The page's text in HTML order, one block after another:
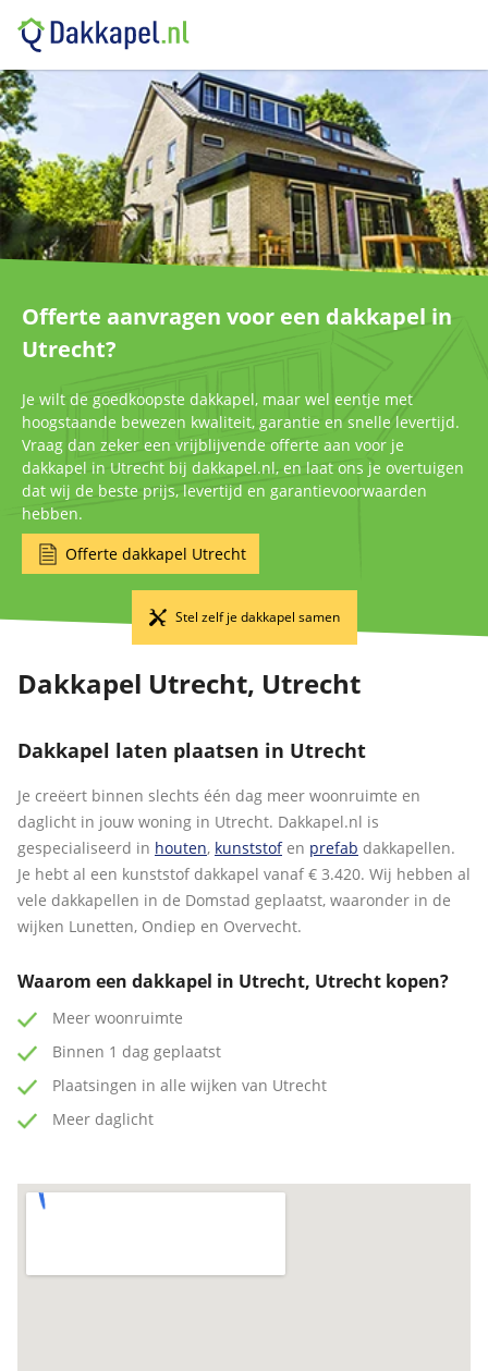
Offerte aanvragen voor een dakkapel in
Utrecht?
Je wilt de goedkoopste dakkapel, maar wel eentje met
hoogstaande bewezen kwaliteit, garantie en snelle levertijd.
Vraag dan zeker een vrijblijvende offerte aan voor je
dakkapel in Utrecht bij dakkapel.nl, en laat ons je overtuigen
dat wij de beste prijs, levertijd en garantievoorwaarden
hebben.
Offerte dakkapel Utrecht
Stel zelf je dakkapel samen
Dakkapel Utrecht, Utrecht
Dakkapel laten plaatsen in Utrecht
Je creëert binnen slechts één dag meer woonruimte en
daglicht in jouw woning in Utrecht. Dakkapel.nl is
gespecialiseerd in houten, kunststofen prefab dakkapellen.
Je hebt al een kunststof dakkapel vanaf € 3.420. Wij hebben al
vele dakkapellen in de Domstad geplaatst, waaronder in de
wijken Lunetten, Ondiep en Overvecht.
Waarom een dakkapel in Utrecht, Utrecht kopen?
Meer woonruimte
Binnen 1 dag geplaatst
Plaatsingen in alle wijken van Utrecht
Meer daglicht